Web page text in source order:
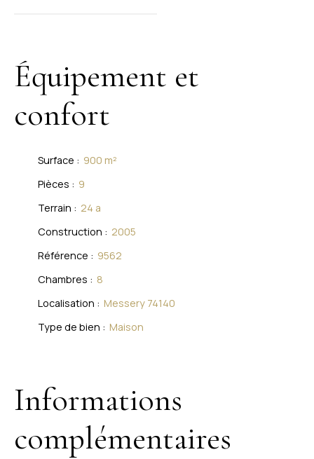
Équipement et
confort
Surface : 900 m²
Pièces : 9
Terrain : 24 a
Construction : 2005
Référence : 9562
Chambres : 8
Localisation : Messery 74140
Type de bien : Maison
Informations
complémentaires